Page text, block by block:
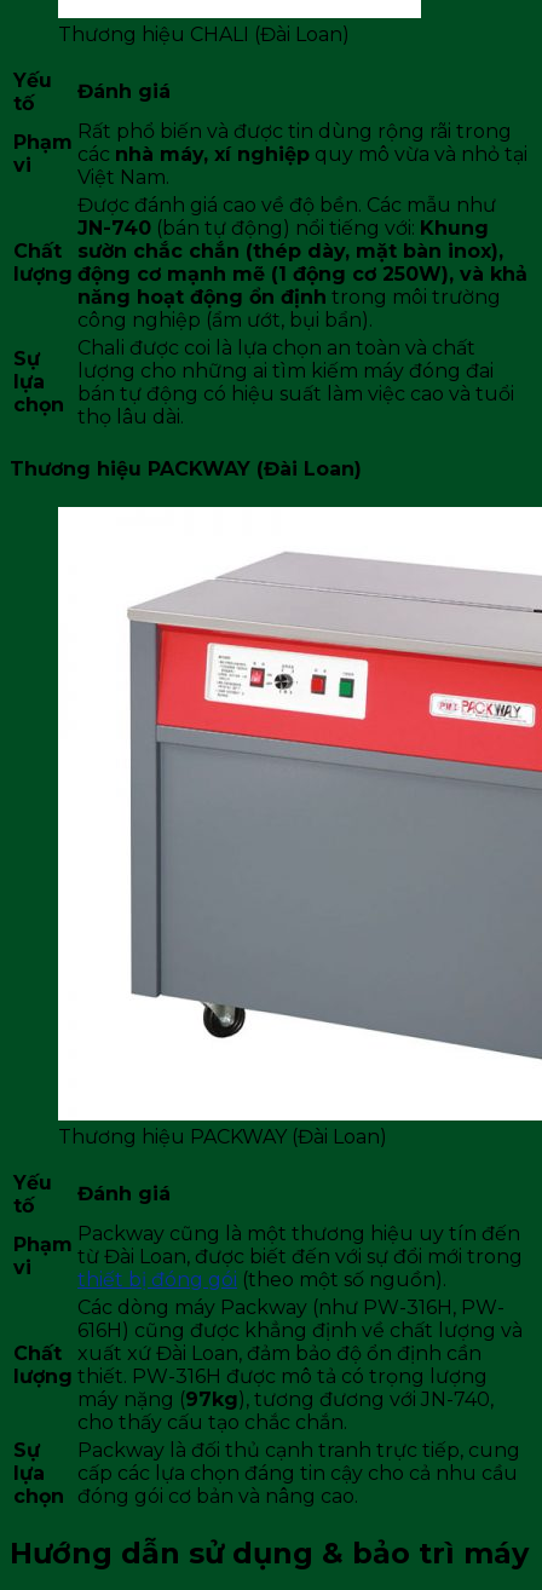
Thương hiệu CHALI (Đài Loan)
Yếu
tố
Đánh giá
Phạm
vi
Rất phổ biến và được tin dùng rộng rãi trong
các nhà máy, xí nghiệp quy mô vừa và nhỏ tại
Việt Nam.
Chất
lượng
Được đánh giá cao về độ bền. Các mẫu như
JN-740 (bán tự động) nổi tiếng với: Khung
sườn chắc chắn (thép dày, mặt bàn inox),
động cơ mạnh mẽ (1 động cơ 250W), và khả
năng hoạt động ổn định trong môi trường
công nghiệp (ẩm ướt, bụi bẩn).
Sự
lựa
chọn
Chali được coi là lựa chọn an toàn và chất
lượng cho những ai tìm kiếm máy đóng đai
bán tự động có hiệu suất làm việc cao và tuổi
thọ lâu dài.
Thương hiệu PACKWAY (Đài Loan)
Thương hiệu PACKWAY (Đài Loan)
Yếu
tố
Đánh giá
Phạm
vi
Packway cũng là một thương hiệu uy tín đến
từ Đài Loan, được biết đến với sự đổi mới trong
thiết bị đóng gói (theo một số nguồn).
Chất
lượng
Các dòng máy Packway (như PW-316H, PW-
616H) cũng được khẳng định về chất lượng và
xuất xứ Đài Loan, đảm bảo độ ổn định cần
thiết. PW-316H được mô tả có trọng lượng
máy nặng (97kg), tương đương với JN-740,
cho thấy cấu tạo chắc chắn.
Sự
lựa
chọn
Packway là đối thủ cạnh tranh trực tiếp, cung
cấp các lựa chọn đáng tin cậy cho cả nhu cầu
đóng gói cơ bản và nâng cao.
Hướng dẫn sử dụng & bảo trì máy